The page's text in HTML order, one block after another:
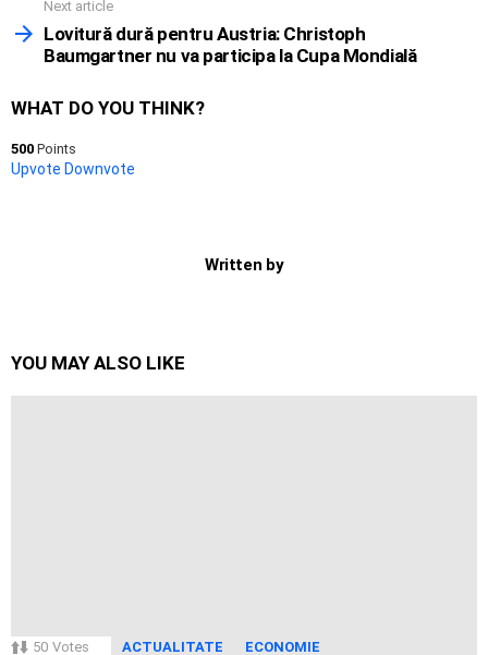
Next article
Lovitură dură pentru Austria: Christoph
Baumgartner nu va participa la Cupa Mondială
WHAT DO YOU THINK?
500 Points
Upvote Downvote
Written by
YOU MAY ALSO LIKE
50 Votes ACTUALITATE ECONOMIE